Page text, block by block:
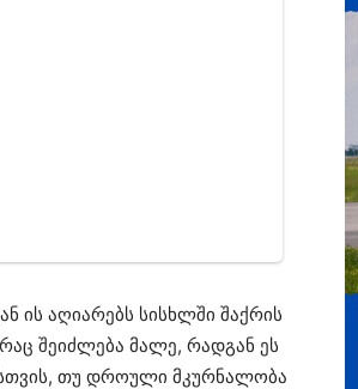
ის აღიარებს სისხლში შაქრის
შეიძლება მალე, რადგან ეს
თუ დროული მკურნალობა